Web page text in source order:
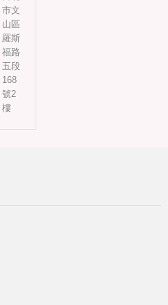
市文
山區
羅斯
福路
五段
168
號2
樓